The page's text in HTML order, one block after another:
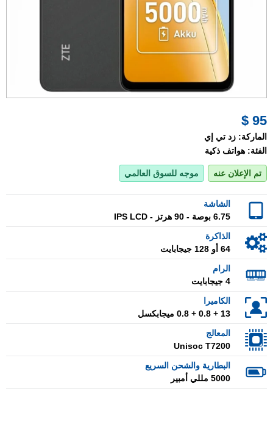
95 $
الماركة: زد تي إي
الفئة: هواتف ذكية
تم الإعلان عنه موجه للسوق العالمي
الشاشة
6.75 بوصة - 90 هرتز - IPS LCD
الذاكرة
64 أو 128 جيجابايت
الرام
4 جيجابايت
الكاميرا
13 + 0.8 + 0.8 ميجابكسل
المعالج
Unisoc T7200
البطارية والشحن السريع
5000 مللي أمبير